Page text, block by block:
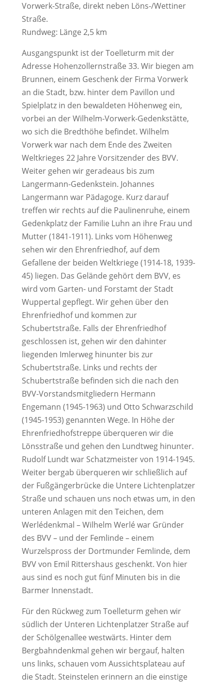
Vorwerk-Straße, direkt neben Löns-/Wettiner
Straße.
Rundweg: Länge 2,5 km
Ausgangspunkt ist der Toelleturm mit der
Adresse Hohenzollernstraße 33. Wir biegen am
Brunnen, einem Geschenk der Firma Vorwerk
an die Stadt, bzw. hinter dem Pavillon und
Spielplatz in den bewaldeten Höhenweg ein,
vorbei an der Wilhelm-Vorwerk-Gedenkstätte,
wo sich die Bredthöhe befindet. Wilhelm
Vorwerk war nach dem Ende des Zweiten
Weltkrieges 22 Jahre Vorsitzender des BVV.
Weiter gehen wir geradeaus bis zum
Langermann-Gedenkstein. Johannes
Langermann war Pädagoge. Kurz darauf
treffen wir rechts auf die Paulinenruhe, einem
Gedenkplatz der Familie Luhn an ihre Frau und
Mutter (1841-1911). Links vom Höhenweg
sehen wir den Ehrenfriedhof, auf dem
Gefallene der beiden Weltkriege (1914-18, 1939-
45) liegen. Das Gelände gehört dem BVV, es
wird vom Garten- und Forstamt der Stadt
Wuppertal gepflegt. Wir gehen über den
Ehrenfriedhof und kommen zur
Schubertstraße. Falls der Ehrenfriedhof
geschlossen ist, gehen wir den dahinter
liegenden Imlerweg hinunter bis zur
Schubertstraße. Links und rechts der
Schubertstraße befinden sich die nach den
BVV-Vorstandsmitgliedern Hermann
Engemann (1945-1963) und Otto Schwarzschild
(1945-1953) genannten Wege. In Höhe der
Ehrenfriedhofstreppe überqueren wir die
Lönsstraße und gehen den Lundtweg hinunter.
Rudolf Lundt war Schatzmeister von 1914-1945.
Weiter bergab überqueren wir schließlich auf
der Fußgängerbrücke die Untere Lichtenplatzer
Straße und schauen uns noch etwas um, in den
unteren Anlagen mit den Teichen, dem
Werlédenkmal – Wilhelm Werlé war Gründer
des BVV – und der Femlinde – einem
Wurzelspross der Dortmunder Femlinde, dem
BVV von Emil Rittershaus geschenkt. Von hier
aus sind es noch gut fünf Minuten bis in die
Barmer Innenstadt.
Für den Rückweg zum Toelleturm gehen wir
südlich der Unteren Lichtenplatzer Straße auf
der Schölgenallee westwärts. Hinter dem
Bergbahndenkmal gehen wir bergauf, halten
uns links, schauen vom Aussichtsplateau auf
die Stadt. Steinstelen erinnern an die einstige